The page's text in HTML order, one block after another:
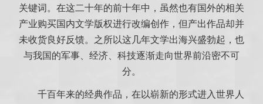
关键词。在这二十年的前十年中，虽然也有国外的相关
产业购买国内文学版权进行改编创作，但产出作品却并
未收货良好反馈。之所以这几年文学出海兴盛勃起，也
与我国的军事、经济、科技逐渐走向世界前沿密不可
分。
千百年来的经典作品，在以崭新的形式进入世界人